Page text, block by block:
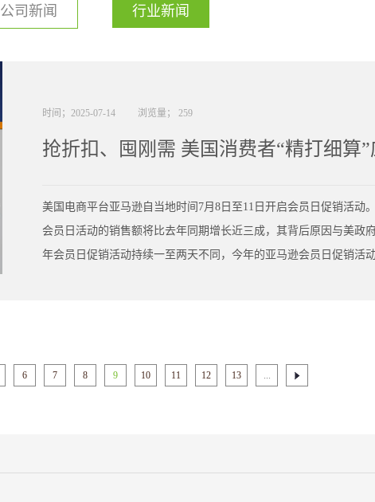
公司新闻 行业新闻
时间； 2025-07-14 浏览量； 259
抢折扣、囤刚需 美国消费者“精打细算
美国电商平台亚马逊自当地时间7月8日至11日开启会员日促销活动
会员日活动的销售额将比去年同期增长近三成，其背后原因与美政
年会员日促销活动持续一至两天不同，今年的亚马逊会员日促销活
扣服装和电子产品等开学季热门商品，今年亚马逊会员日折扣活动
的关税政策发生改变。零售和电子商务分析师 斯凯·卡内夫斯：我
6 7 8 9 10 11 12 13 ...